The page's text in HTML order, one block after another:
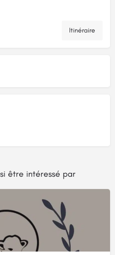
Itinéraire
être intéressé par